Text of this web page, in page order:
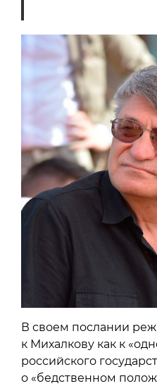
В своем послании
к Михалкову как к
российского
о «бедственном